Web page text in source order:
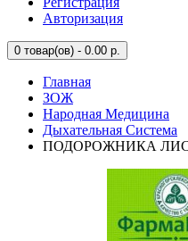
Авторизация
0 товар(ов) - 0.00 р.
Главная
ЗОЖ
Народная Медицина
Дыхательная Система
ПОДОРОЖНИКА